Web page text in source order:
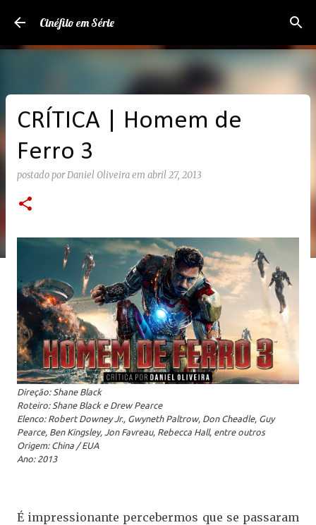
Pular para o conteúdo principal
Cinéfilo em Série
CRÍTICA | Homem de
Ferro 3
postado porDaniel Oliveiraem abril 27, 2013
Direção: Shane Black
Roteiro: Shane Black e Drew Pearce
Elenco: Robert Downey Jr., Gwyneth Paltrow, Don Cheadle, Guy
Pearce, Ben Kingsley, Jon Favreau, Rebecca Hall, entre outros
Origem: China / EUA
Ano: 2013
É impressionante percebermos que se passaram